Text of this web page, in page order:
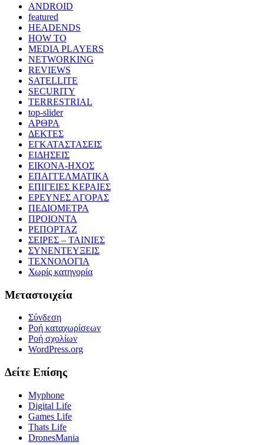
ANDROID
featured
HEADENDS
HOW TO
MEDIA PLAYERS
NETWORKING
REVIEWS
SATELLITE
SECURITY
TERRESTRIAL
top-slider
ΑΡΘΡΑ
ΔΕΚΤΕΣ
ΕΓΚΑΤΑΣΤΑΣΕΙΣ
ΕΙΔΗΣΕΙΣ
ΕΙΚΟΝΑ-ΗΧΟΣ
ΕΠΑΓΓΕΛΜΑΤΙΚΑ
ΕΠΙΓΕΙΕΣ ΚΕΡΑΙΕΣ
ΕΡΕΥΝΕΣ ΑΓΟΡΑΣ
ΠΕΔΙΟΜΕΤΡΑ
ΠΡΟΙΟΝΤΑ
ΡΕΠΟΡΤΑΖ
ΣΕΙΡΕΣ – ΤΑΙΝΙΕΣ
ΣΥΝΕΝΤΕΥΞΕΙΣ
ΤΕΧΝΟΛΟΓΙΑ
Χωρίς κατηγορία
Μεταστοιχεία
Σύνδεση
Ροή καταχωρίσεων
Ροή σχολίων
WordPress.org
Δείτε Επίσης
Myphone
Digital Life
Games Life
Thats Life
DronesMania